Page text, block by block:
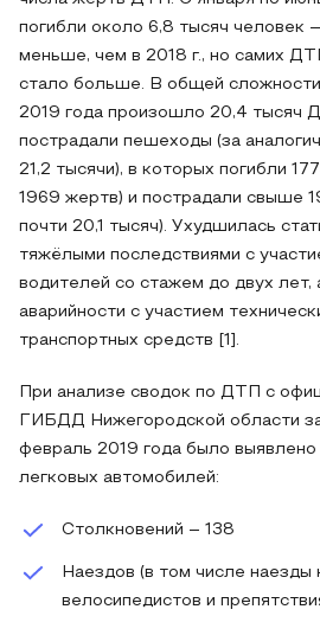
погибли около 6,8 тысяч человек
меньше, чем в 2018 г., но самих
стало больше. В общей сложности
2019 года произошло 20,4 тысяч
пострадали пешеходы (за
21,2 тысячи), в которых погибли
1969 жертв) и пострадали свыше
почти 20,1 тысяч). Ухудшилась
тяжёлыми последствиями с
водителей со стажем до двух лет,
аварийности с участием
транспортных средств [1].
При анализе сводок по ДТП с
ГИБДД Нижегородской области
февраль 2019 года было выявлено
легковых автомобилей:
Столкновений – 138
Наездов (в том числе наезды
велосипедистов и